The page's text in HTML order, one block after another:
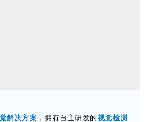
解决方案 ，拥有自主研发的 视觉检测